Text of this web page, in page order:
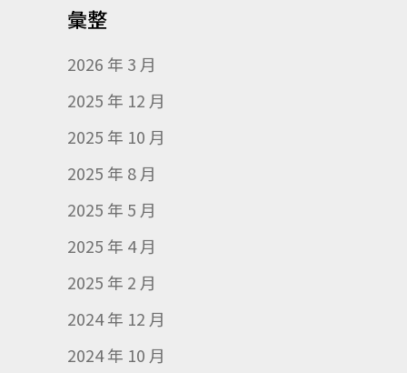
彙整
2026 年 3 月
2025 年 12 月
2025 年 10 月
2025 年 8 月
2025 年 5 月
2025 年 4 月
2025 年 2 月
2024 年 12 月
2024 年 10 月